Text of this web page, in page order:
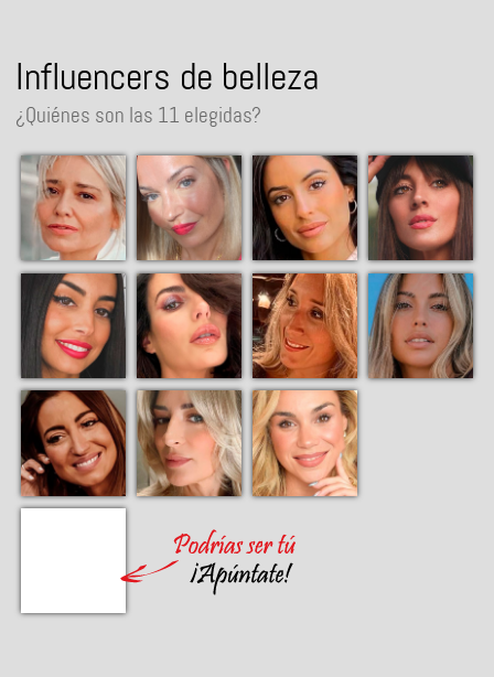
Influencers de belleza
¿Quiénes son las 11 elegidas?